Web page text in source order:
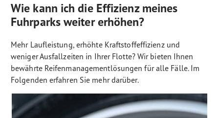
Wie kann ich die Effizienz meines
Fuhrparks weiter erhöhen?
Mehr Laufleistung, erhöhte Kraftstoffeffizienz und
weniger Ausfallzeiten in Ihrer Flotte? Wir bieten Ihnen
bewährte Reifenmanagementlösungen für alle Fälle. Im
Folgenden erfahren Sie mehr darüber.